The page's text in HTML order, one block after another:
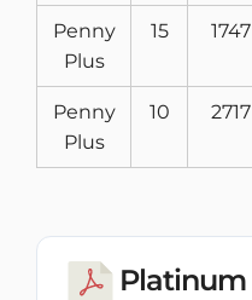
Penny
Plus
15 1747
Penny
Plus
10 2717
Platinum